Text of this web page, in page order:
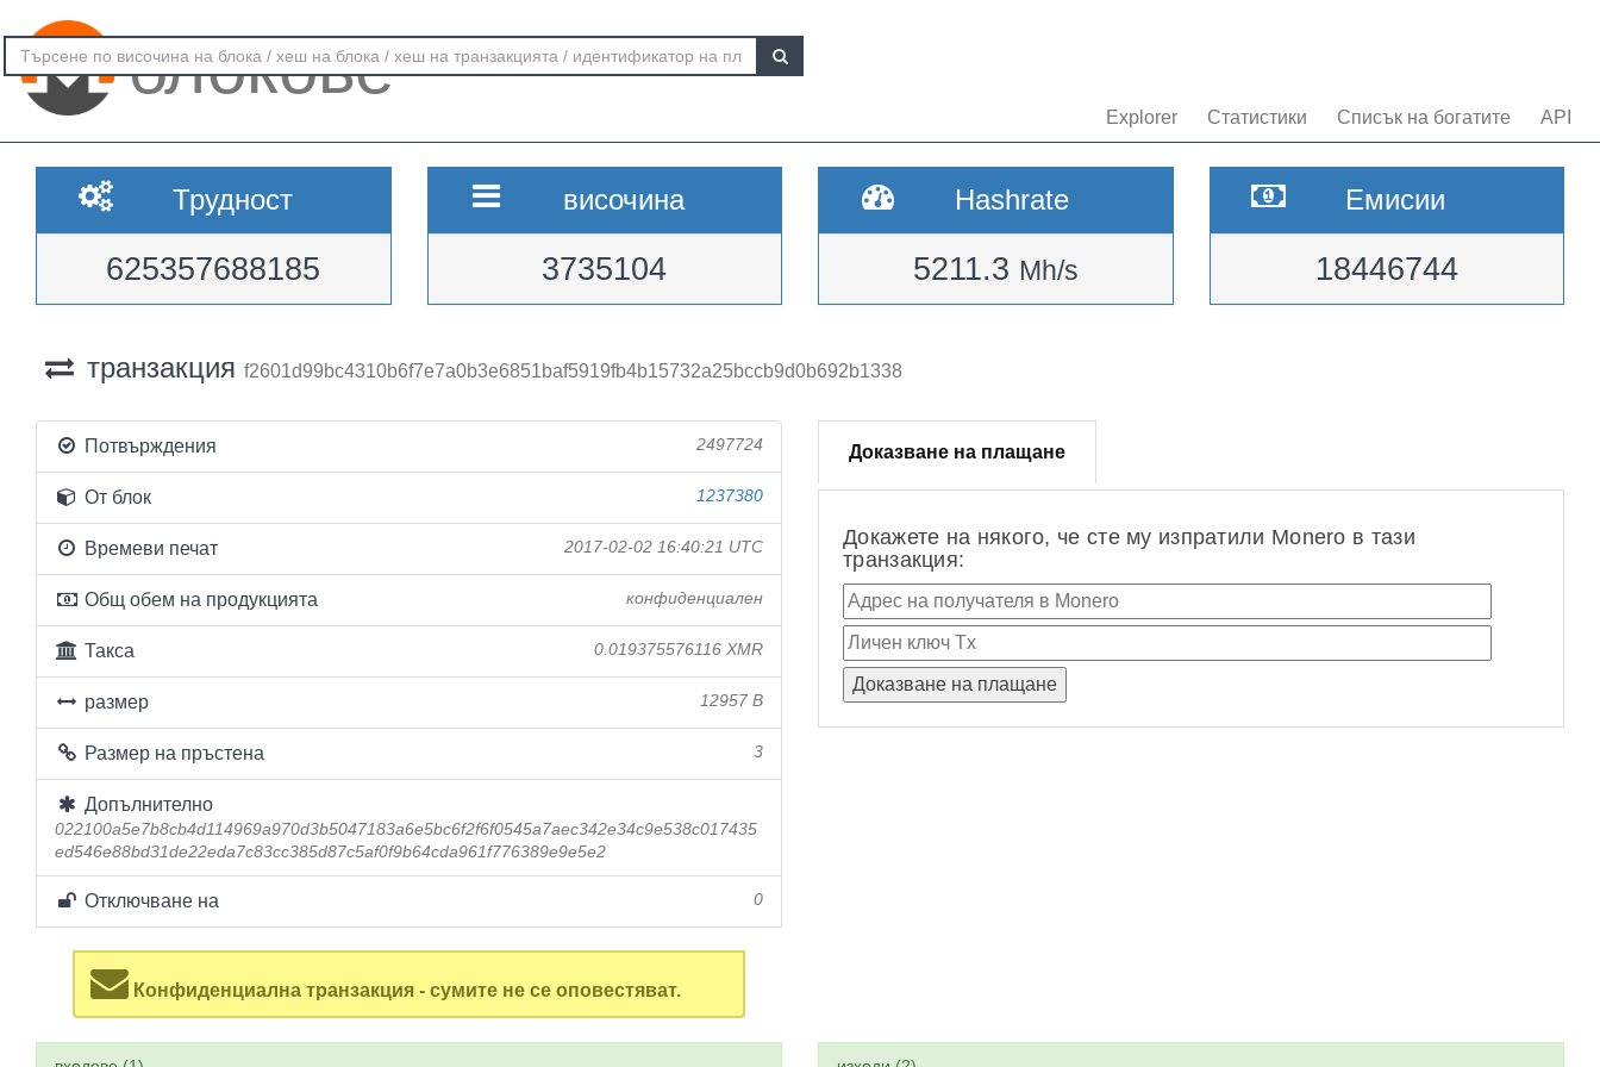
блокове
Explorer Статистики Списък на богатите API
Трудност
625357688185
височина
3735104
Hashrate
5211.3 Mh/s
Емисии
18446744
транзакция f2601d99bc4310b6f7e7a0b3e6851baf5919fb4b15732a25bccb9d0b692b1338
Потвърждения 2497724
От блок 1237380
Времеви печат 2017-02-02 16:40:21 UTC
Общ обем на продукцията конфиденциален
Такса 0.019375576116 XMR
размер 12957 B
Размер на пръстена 3
Допълнително
022100a5e7b8cb4d114969a970d3b5047183a6e5bc6f2f6f0545a7aec342e34c9e538c017435
ed546e88bd31de22eda7c83cc385d87c5af0f9b64cda961f776389e9e5e2
Отключване на 0
Конфиденциална транзакция - сумите не се оповестяват.
Доказване на плащане
Докажете на някого, че сте му изпратили Monero в тази
транзакция: